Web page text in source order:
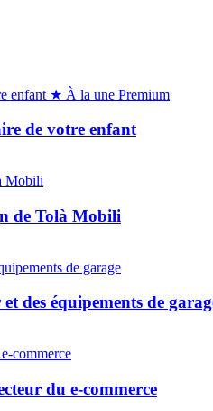
★ À la une Premium
de votre enfant
de Tolà Mobili
des équipements de
du e-commerce